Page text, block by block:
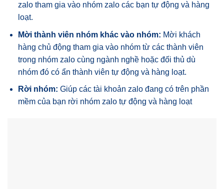
zalo tham gia vào nhóm zalo các bạn tự động và hàng
loạt.
Mời thành viên nhóm khác vào nhóm: Mời khách
hàng chủ động tham gia vào nhóm từ các thành viên
trong nhóm zalo cùng ngành nghề hoặc đối thủ dù
nhóm đó có ẩn thành viên tự động và hàng loạt.
Rời nhóm: Giúp các tài khoản zalo đang có trên phần
mềm của bạn rời nhóm zalo tự động và hàng loạt